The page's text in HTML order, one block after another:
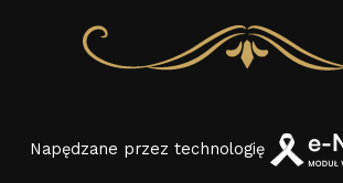
Napędzane przez technologię